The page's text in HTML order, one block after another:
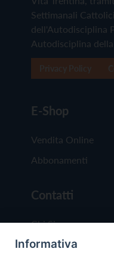
Settimanali
dell'Autodisciplina
Autodisciplina
E-Shop
Vendita Online
Abbonamenti
Contatti
Chi Siamo
Redazione
Informativa